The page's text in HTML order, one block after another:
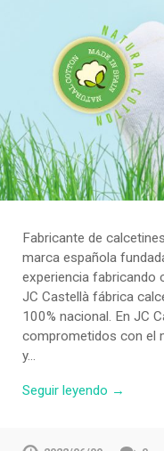
Fabricante de
marca española
experiencia fabricando
JC Castellà fábrica
100% nacional. En JC
comprometidos con el
y…
Seguir leyendo →